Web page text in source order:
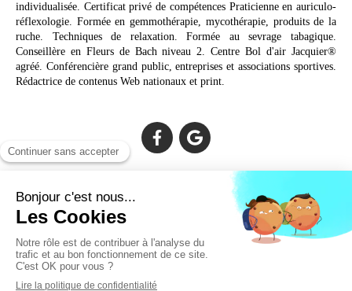
individualisée. Certificat privé de compétences Praticienne en auriculo-
réflexologie. Formée en gemmothérapie, mycothérapie, produits de la
ruche. Techniques de relaxation. Formée au sevrage tabagique.
Conseillère en Fleurs de Bach niveau 2. Centre Bol d'air Jacquier®
agréé. Conférencière grand public, entreprises et associations sportives.
Rédactrice de contenus Web nationaux et print.
Cabinet facilement accessible depuis :
Lechiagat, Treffiagat, Lesconil, Loctudy, Plobannalec, Fouesnant,
Plomeur, Pont L'Abbé, Quimper, Bénodet, Concarneau,
Douarnenez, Crozon, Rosporden, Pont-Aven, Brest, Landerneau